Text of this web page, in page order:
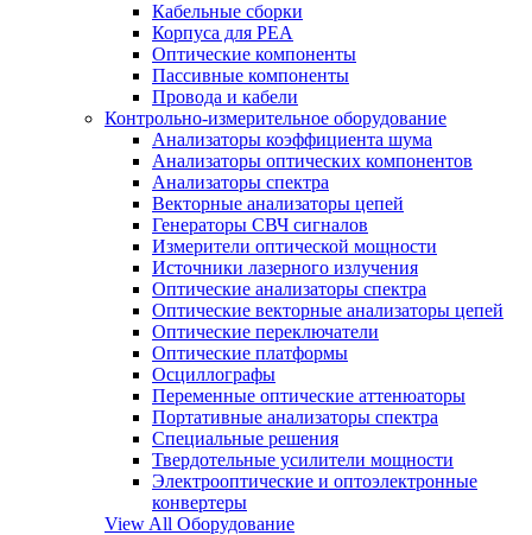
Кабельные сборки
Корпуса для РЕА
Оптические компоненты
Пассивные компоненты
Провода и кабели
Контрольно-измерительное оборудование
Анализаторы коэффициента шума
Анализаторы оптических компонентов
Анализаторы спектра
Векторные анализаторы цепей
Генераторы СВЧ сигналов
Измерители оптической мощности
Источники лазерного излучения
Оптические анализаторы спектра
Оптические векторные анализаторы цепей
Оптические переключатели
Оптические платформы
Осциллографы
Переменные оптические аттенюаторы
Портативные анализаторы спектра
Специальные решения
Твердотельные усилители мощности
Электрооптические и оптоэлектронные
конвертеры
View All Оборудование